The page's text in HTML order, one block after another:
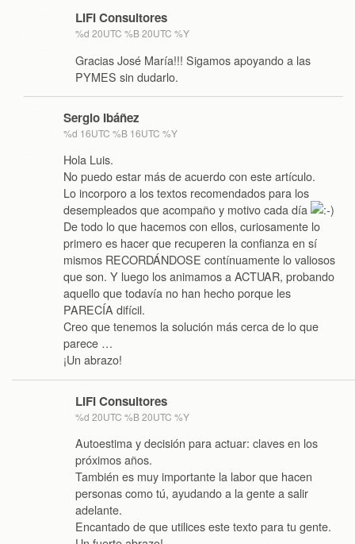
LIFI Consultores
%d 20UTC %B 20UTC %Y
Gracias José María!!! Sigamos apoyando a las
PYMES sin dudarlo.
Sergio Ibáñez
%d 16UTC %B 16UTC %Y
Hola Luis.
No puedo estar más de acuerdo con este artículo.
Lo incorporo a los textos recomendados para los
desempleados que acompaño y motivo cada día
De todo lo que hacemos con ellos, curiosamente lo
primero es hacer que recuperen la confianza en sí
mismos RECORDÁNDOSE contínuamente lo valiosos
que son. Y luego los animamos a ACTUAR, probando
aquello que todavía no han hecho porque les
PARECÍA difícil.
Creo que tenemos la solución más cerca de lo que
parece …
¡Un abrazo!
LIFI Consultores
%d 20UTC %B 20UTC %Y
Autoestima y decisión para actuar: claves en los
próximos años.
También es muy importante la labor que hacen
personas como tú, ayudando a la gente a salir
adelante.
Encantado de que utilices este texto para tu gente.